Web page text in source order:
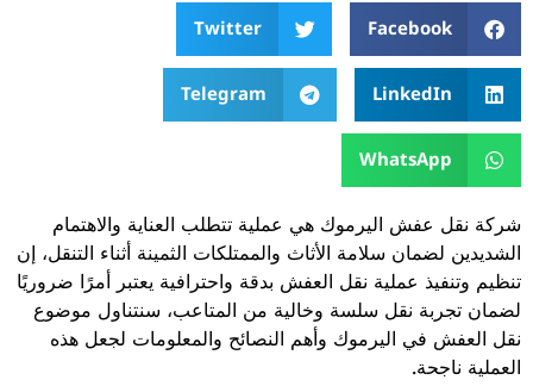
Facebook
Twitter
LinkedIn
Telegram
WhatsApp
شركة نقل عفش اليرموك هي عملية تتطلب العناية والاهتمام
الشديدين لضمان سلامة الأثاث والممتلكات الثمينة أثناء التنقل، إن
تنظيم وتنفيذ عملية نقل العفش بدقة واحترافية يعتبر أمرًا ضروريًا
لضمان تجربة نقل سلسة وخالية من المتاعب، سنتناول موضوع
نقل العفش في اليرموك وأهم النصائح والمعلومات لجعل هذه
العملية ناجحة.